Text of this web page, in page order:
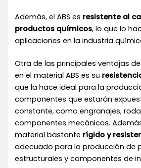
Además, el ABS es resistente al
productos químicos, lo que lo
aplicaciones en la industria
Otra de las principales ventajas
en el material ABS es su
que la hace ideal para la
componentes que estarán
constante, como engranajes,
componentes mecánicos.
material bastante rígido y
adecuado para la producción de
estructurales y componentes de